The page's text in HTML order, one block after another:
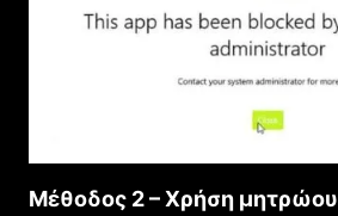
Μέθοδος 2 – Χρήση μητρώου